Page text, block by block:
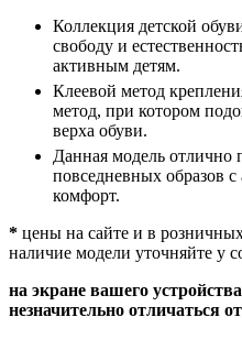
Коллекция детской
свободу и
активным детям.
Клеевой метод
метод, при котором
верха обуви.
Данная модель отлично
повседневных образов
комфорт.
* цены на сайте и в
наличие модели уточняйте у
на экране вашего
незначительно отличаться